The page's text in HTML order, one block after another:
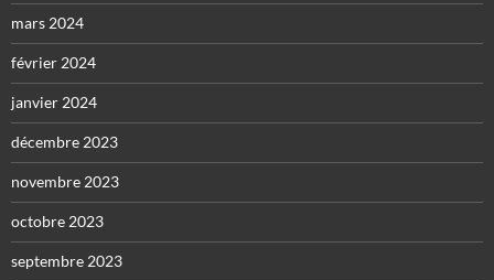
mars 2024
février 2024
janvier 2024
décembre 2023
novembre 2023
octobre 2023
septembre 2023